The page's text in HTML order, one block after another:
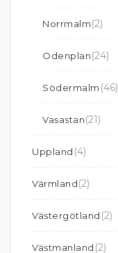
Norrmalm(2)
Odenplan(24)
Södermalm (46)
Vasastan(21)
Uppland (4)
Värmland(2)
Västergötland (2)
Västmanland (2)